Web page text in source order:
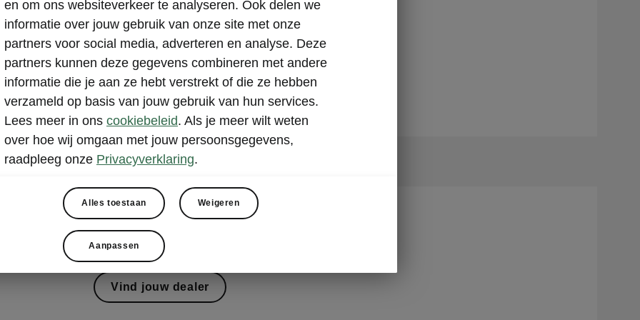
Werkplaatsafspraak plannen
onderhoud of reparatie kunt je direct online en afspraak plannen.
een afspraak voor periodiek onderhoud en APK, reparatie,
bandenwissel of airco- en seizoenchecks
Express Service
Vind jouw dealer
en om ons websiteverkeer te analyseren. Ook delen we
informatie over jouw gebruik van onze site met onze
partners voor social media, adverteren en analyse. Deze
partners kunnen deze gegevens combineren met andere
informatie die je aan ze hebt verstrekt of die ze hebben
verzameld op basis van jouw gebruik van hun services.
Lees meer in ons cookiebeleid. Als je meer wilt weten
over hoe wij omgaan met jouw persoonsgegevens,
raadpleeg onze Privacyverklaring.
Alles toestaan Weigeren
Aanpassen